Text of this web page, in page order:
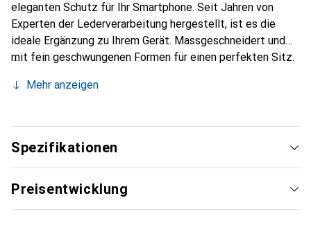
eleganten Schutz für Ihr Smartphone. Seit Jahren von
Experten der Lederverarbeitung hergestellt, ist es die
ideale Ergänzung zu Ihrem Gerät. Massgeschneidert und
mit fein geschwungenen Formen für einen perfekten Sitz.
Smartphone. Die Marke Noreve ist international für ihre
für den anspruchsvollen Kunden.
Mehr anzeigen
Spezifikationen
Preisentwicklung